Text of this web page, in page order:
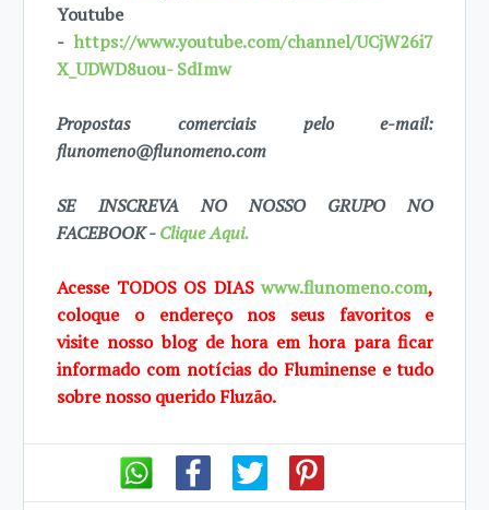
Youtube
-https://www.youtube.com/channel/UCjW26i7
X_UDWD8uou- SdImw
Propostas comerciais pelo e-mail:
flunomeno@flunomeno.com
SE INSCREVA NO NOSSO GRUPO NO
FACEBOOK -Clique Aqui.
Acesse TODOS OS DIASwww.flunomeno.com,
coloque o endereço nos seus favoritos e
visite nosso blog dehora em hora para ficar
informado com notícias do Fluminense e tudo
sobrenosso querido Fluzão.